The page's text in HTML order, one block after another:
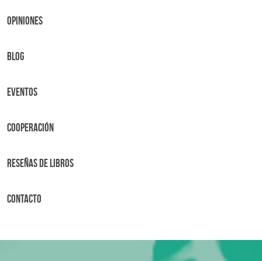
OPINIONES
BLOG
Eventos
Cooperación
Reseñas de libros
Contacto